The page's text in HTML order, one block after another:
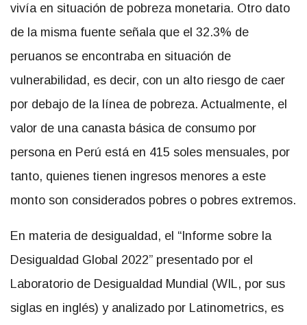
vivía en situación de pobreza monetaria. Otro dato
de la misma fuente señala que el 32.3% de
peruanos se encontraba en situación de
vulnerabilidad, es decir, con un alto riesgo de caer
por debajo de la línea de pobreza. Actualmente, el
valor de una canasta básica de consumo por
persona en Perú está en 415 soles mensuales, por
tanto, quienes tienen ingresos menores a este
monto son considerados pobres o pobres extremos.
En materia de desigualdad, el “Informe sobre la
Desigualdad Global 2022” presentado por el
Laboratorio de Desigualdad Mundial (WIL, por sus
siglas en inglés) y analizado por Latinometrics, es